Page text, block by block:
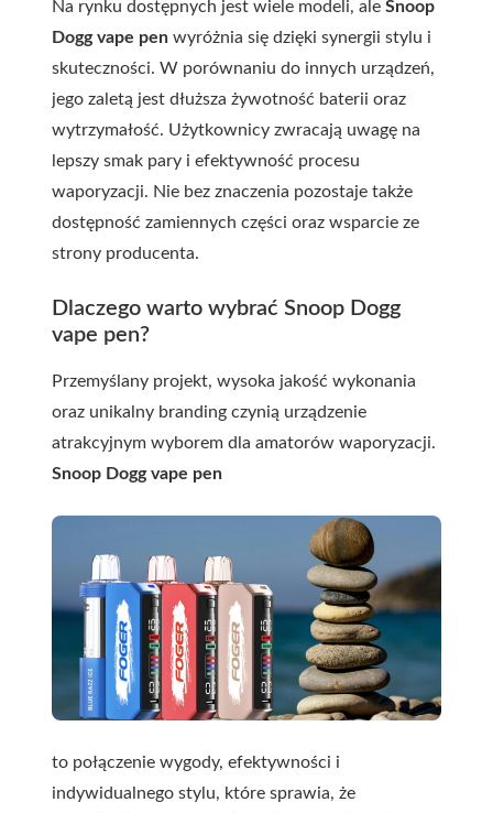
Na rynku dostępnych jest wiele modeli, ale Snoop
Dogg vape pen wyróżnia się dzięki synergii stylu i
skuteczności. W porównaniu do innych urządzeń,
jego zaletą jest dłuższa żywotność baterii oraz
wytrzymałość. Użytkownicy zwracają uwagę na
lepszy smak pary i efektywność procesu
waporyzacji. Nie bez znaczenia pozostaje także
dostępność zamiennych części oraz wsparcie ze
strony producenta.
Dlaczego warto wybrać Snoop Dogg
vape pen?
Przemyślany projekt, wysoka jakość wykonania
oraz unikalny branding czynią urządzenie
atrakcyjnym wyborem dla amatorów waporyzacji.
Snoop Dogg vape pen
to połączenie wygody, efektywności i
indywidualnego stylu, które sprawia, że